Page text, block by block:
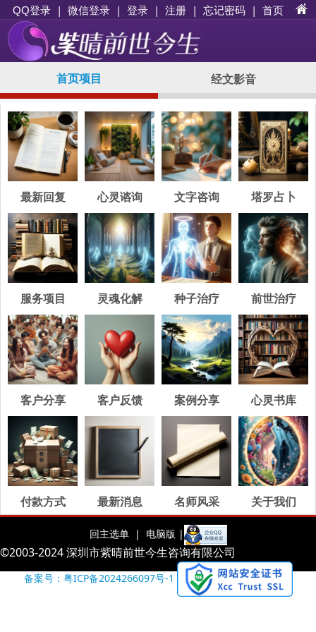
QQ登录 | 微信登录 | 登录 | 注册 | 忘记密码 | 首页
首页项目 经文影音
最新回复 心灵谘询 文字咨询 塔罗占卜
服务项目 灵魂化解 种子治疗 前世治疗
客户分享 客户反馈 案例分享 心灵书库
付款方式 最新消息 名师风采 关于我们
回主选单 | 电脑版 |
©2003-2024 深圳市紫晴前世今生咨询有限公司
备案号：粤ICP备2024266097号-1